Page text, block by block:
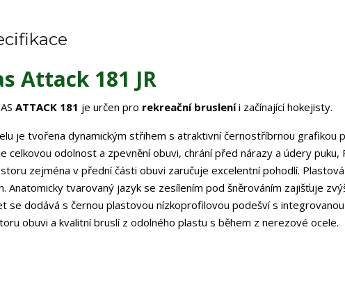
Attack 181 JR
ATTACK 181 je určen pro rekreační brusleníi začínající hokejisty.
je tvořena dynamickým střihem s atraktivní černostříbrnou grafikou
celkovou odolnost a zpevnění obuvi, chrání před nárazy a údery puku,
zejména v přední části obuvi zaručuje excelentní pohodlí. Plastová
Anatomicky tvarovaný jazyk se zesílením pod šněrováním zajišťuje
se dodává s černou plastovou nízkoprofilovou podešví s
obuvi a kvalitní bruslí z odolného plastu s během z nerezové ocele.